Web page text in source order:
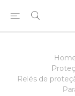
Relés de